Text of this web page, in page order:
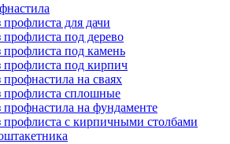
для дачи
профлиста под дерево
профлиста под камень
профлиста под кирпич
на сваях
профлиста сплошные
профнастила на фундаменте
профлиста с кирпичными столбами